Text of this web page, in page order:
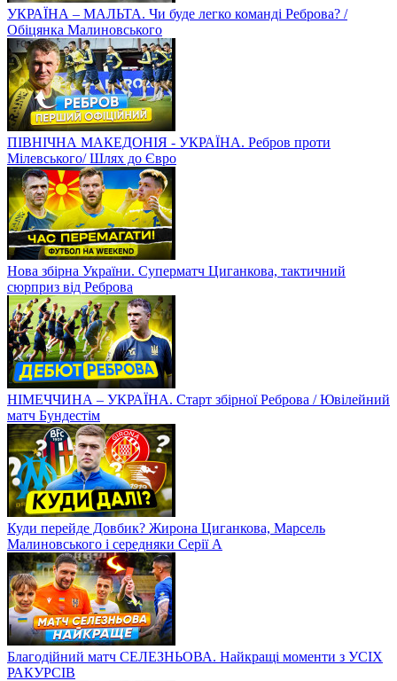
УКРАЇНА – МАЛЬТА. Чи буде легко команді Реброва? /
Обіцянка Малиновського
ПІВНІЧНА МАКЕДОНІЯ - УКРАЇНА. Ребров проти
Мілевського/ Шлях до Євро
Нова збірна України. Суперматч Циганкова, тактичний
сюрприз від Реброва
НІМЕЧЧИНА – УКРАЇНА. Старт збірної Реброва / Ювілейний
матч Бундестім
Куди перейде Довбик? Жирона Циганкова, Марсель
Малиновського і середняки Серії А
Благодійний матч СЕЛЕЗНЬОВА. Найкращі моменти з УСІХ
РАКУРСІВ